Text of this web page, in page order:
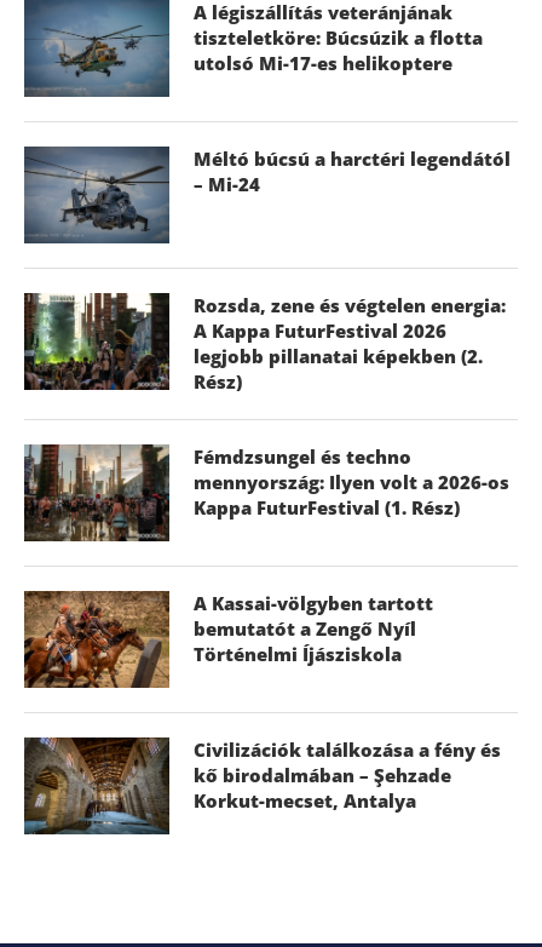
A légiszállítás veteránjának
tiszteletköre: Búcsúzik a flotta
utolsó Mi-17-es helikoptere
Méltó búcsú a harctéri legendától
– Mi-24
Rozsda, zene és végtelen energia:
A Kappa FuturFestival 2026
legjobb pillanatai képekben (2.
Rész)
Fémdzsungel és techno
mennyország: Ilyen volt a 2026-os
Kappa FuturFestival (1. Rész)
A Kassai-völgyben tartott
bemutatót a Zengő Nyíl
Történelmi Íjásziskola
Civilizációk találkozása a fény és
kő birodalmában – Şehzade
Korkut-mecset, Antalya